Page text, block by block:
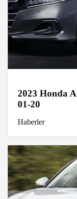
2023 Honda
01-20
Haberler